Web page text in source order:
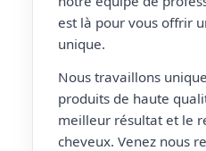
est là pour vous offrir
unique.
Nous travaillons
produits de haute
meilleur résultat et le
cheveux. Venez nous